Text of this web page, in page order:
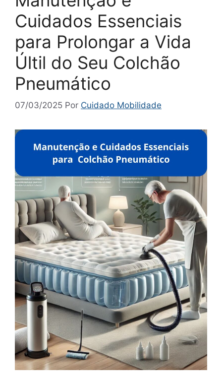
Cuidados Essenciais
para Prolongar a Vida
Últil do Seu Colchão
Pneumático
07/03/2025 Por Cuidado Mobilidade